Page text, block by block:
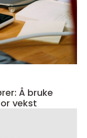
Å bruke
vekst